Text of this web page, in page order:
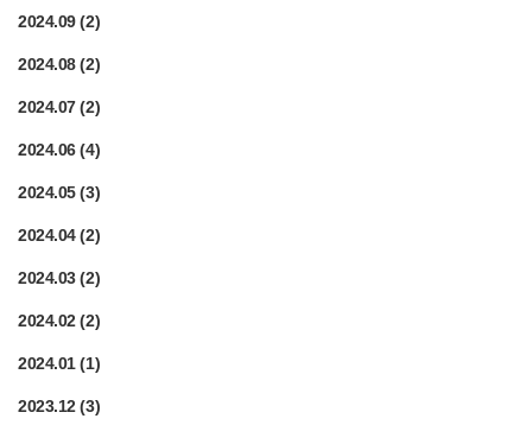
2024.09(2)
2024.08(2)
2024.07(2)
2024.06(4)
2024.05(3)
2024.04(2)
2024.03(2)
2024.02(2)
2024.01(1)
2023.12(3)